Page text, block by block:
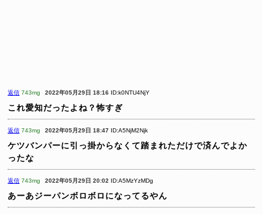
返信 743mg 2022年05月29日 18:16 ID:k0NTU4NjY
これ愛知だったよね？怖すぎ
返信 743mg 2022年05月29日 18:47 ID:A5NjM2Njk
ケツバンパーに引っ掛からなくて踏まれただけで済んでよか
ったな
返信 743mg 2022年05月29日 20:02 ID:A5MzYzMDg
あーあジーパンボロボロになってるやん